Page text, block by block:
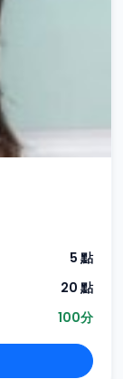
5 點
20 點
100分